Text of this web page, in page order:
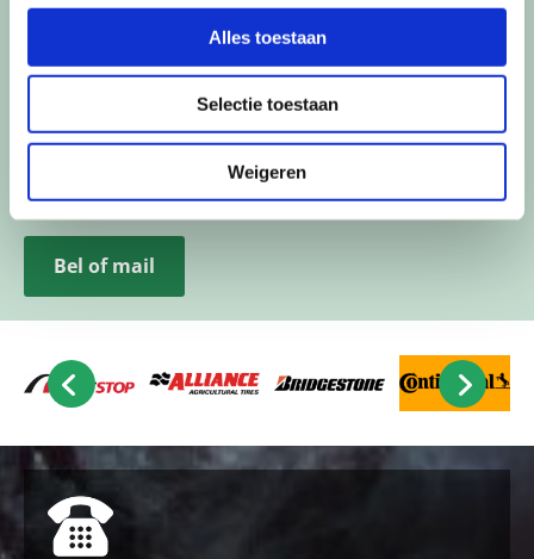
Alles toestaan
Selectie toestaan
Weigeren
en een snelle levering en service, kunt u door
Groenenberg Banden snel en veilig de weg weer op!
Wilt u direct persoonlijk advies op maat? Neem dan
vrijblijvendcontactmet ons op.
Bel of mail